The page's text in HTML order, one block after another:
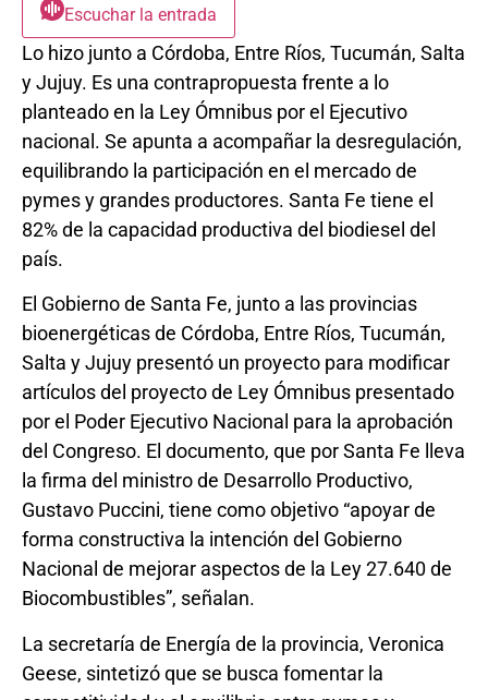
Escuchar la entrada
Lo hizo junto a Córdoba, Entre Ríos, Tucumán, Salta
y Jujuy. Es una contrapropuesta frente a lo
planteado en la Ley Ómnibus por el Ejecutivo
nacional. Se apunta a acompañar la desregulación,
equilibrando la participación en el mercado de
pymes y grandes productores. Santa Fe tiene el
82% de la capacidad productiva del biodiesel del
país.
El Gobierno de Santa Fe, junto a las provincias
bioenergéticas de Córdoba, Entre Ríos, Tucumán,
Salta y Jujuy presentó un proyecto para modificar
artículos del proyecto de Ley Ómnibus presentado
por el Poder Ejecutivo Nacional para la aprobación
del Congreso. El documento, que por Santa Fe lleva
la firma del ministro de Desarrollo Productivo,
Gustavo Puccini, tiene como objetivo “apoyar de
forma constructiva la intención del Gobierno
Nacional de mejorar aspectos de la Ley 27.640 de
Biocombustibles”, señalan.
La secretaría de Energía de la provincia, Veronica
Geese, sintetizó que se busca fomentar la